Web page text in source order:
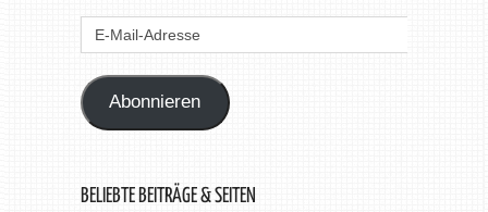
Abonnieren
BELIEBTE BEITRÄGE & SEITEN